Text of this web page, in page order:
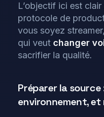
L’objectif ici est
protocole de
vous soyez
qui veut changer
sacrifier la qualité.
Préparer la source
environnement, et